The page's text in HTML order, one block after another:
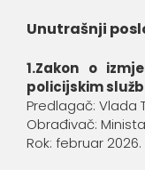
Unutrašnji
1.Zakon o
policijskim
Predlagač: Vlada
Obrađivač:
Rok: februar